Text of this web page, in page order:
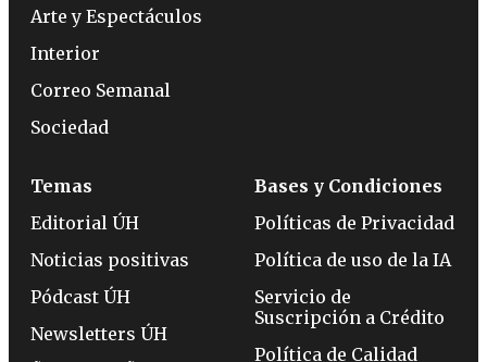
Arte y Espectáculos
Interior
Correo Semanal
Sociedad
Temas
Editorial ÚH
Noticias positivas
Pódcast ÚH
Newsletters ÚH
Bases y Condiciones
Políticas de Privacidad
Política de uso de la IA
Servicio de
Suscripción a Crédito
Política de Calidad